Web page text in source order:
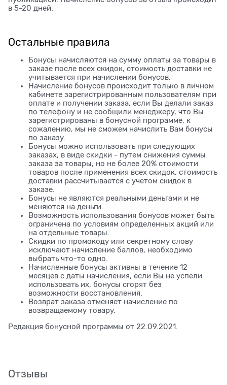
в 5-20 дней.
Остальные правила
Бонусы начисляются на сумму оплаты за товары в
заказе после всех скидок, стоимость доставки не
учитывается при начислении бонусов.
Начисление бонусов происходит только в личном
кабинете зарегистрированным пользователям при
оплате и получении заказа, если Вы делали заказ
по телефону и не сообщили менеджеру, что Вы
зарегистрированы в бонусной программе, к
сожалению, мы не сможем начислить Вам бонусы
по заказу.
Бонусы можно использовать при следующих
заказах, в виде скидки - путем снижения суммы
заказа за товары, но не более 20% стоимости
товаров после применения всех скидок, стоимость
доставки рассчитывается с учетом скидок в
заказе.
Бонусы не являются реальными деньгами и не
меняются на деньги.
Возможность использования бонусов может быть
ограничена по условиям определенных акций или
на отдельные товары.
Скидки по промокоду или секретному слову
исключают начисление баллов, необходимо
выбрать что-то одно.
Начисленные бонусы активны в течение 12
месяцев с даты начисления, если Вы не успели
использовать их, бонусы сгорят без
возможности восстановления.
Возврат заказа отменяет начисление по
возвращаемому товару.
Редакция бонусной программы от 22.09.2021.
Отзывы